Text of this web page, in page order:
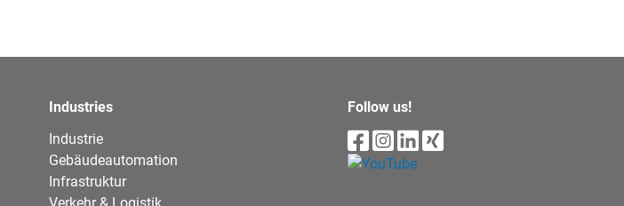
Industries
Industrie
Gebäudeautomation
Infrastruktur
Verkehr & Logistik
Follow us!